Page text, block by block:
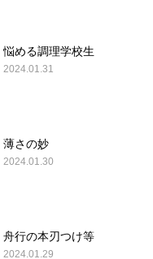
悩める調理学校生
2024.01.31
薄さの妙
2024.01.30
舟行の本刃つけ等
2024.01.29